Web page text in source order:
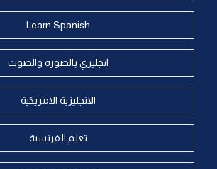
Learn Spanish
انجليزي بالصورة والصوت
الانجليزية الامريكية
تعلم الفرنسية